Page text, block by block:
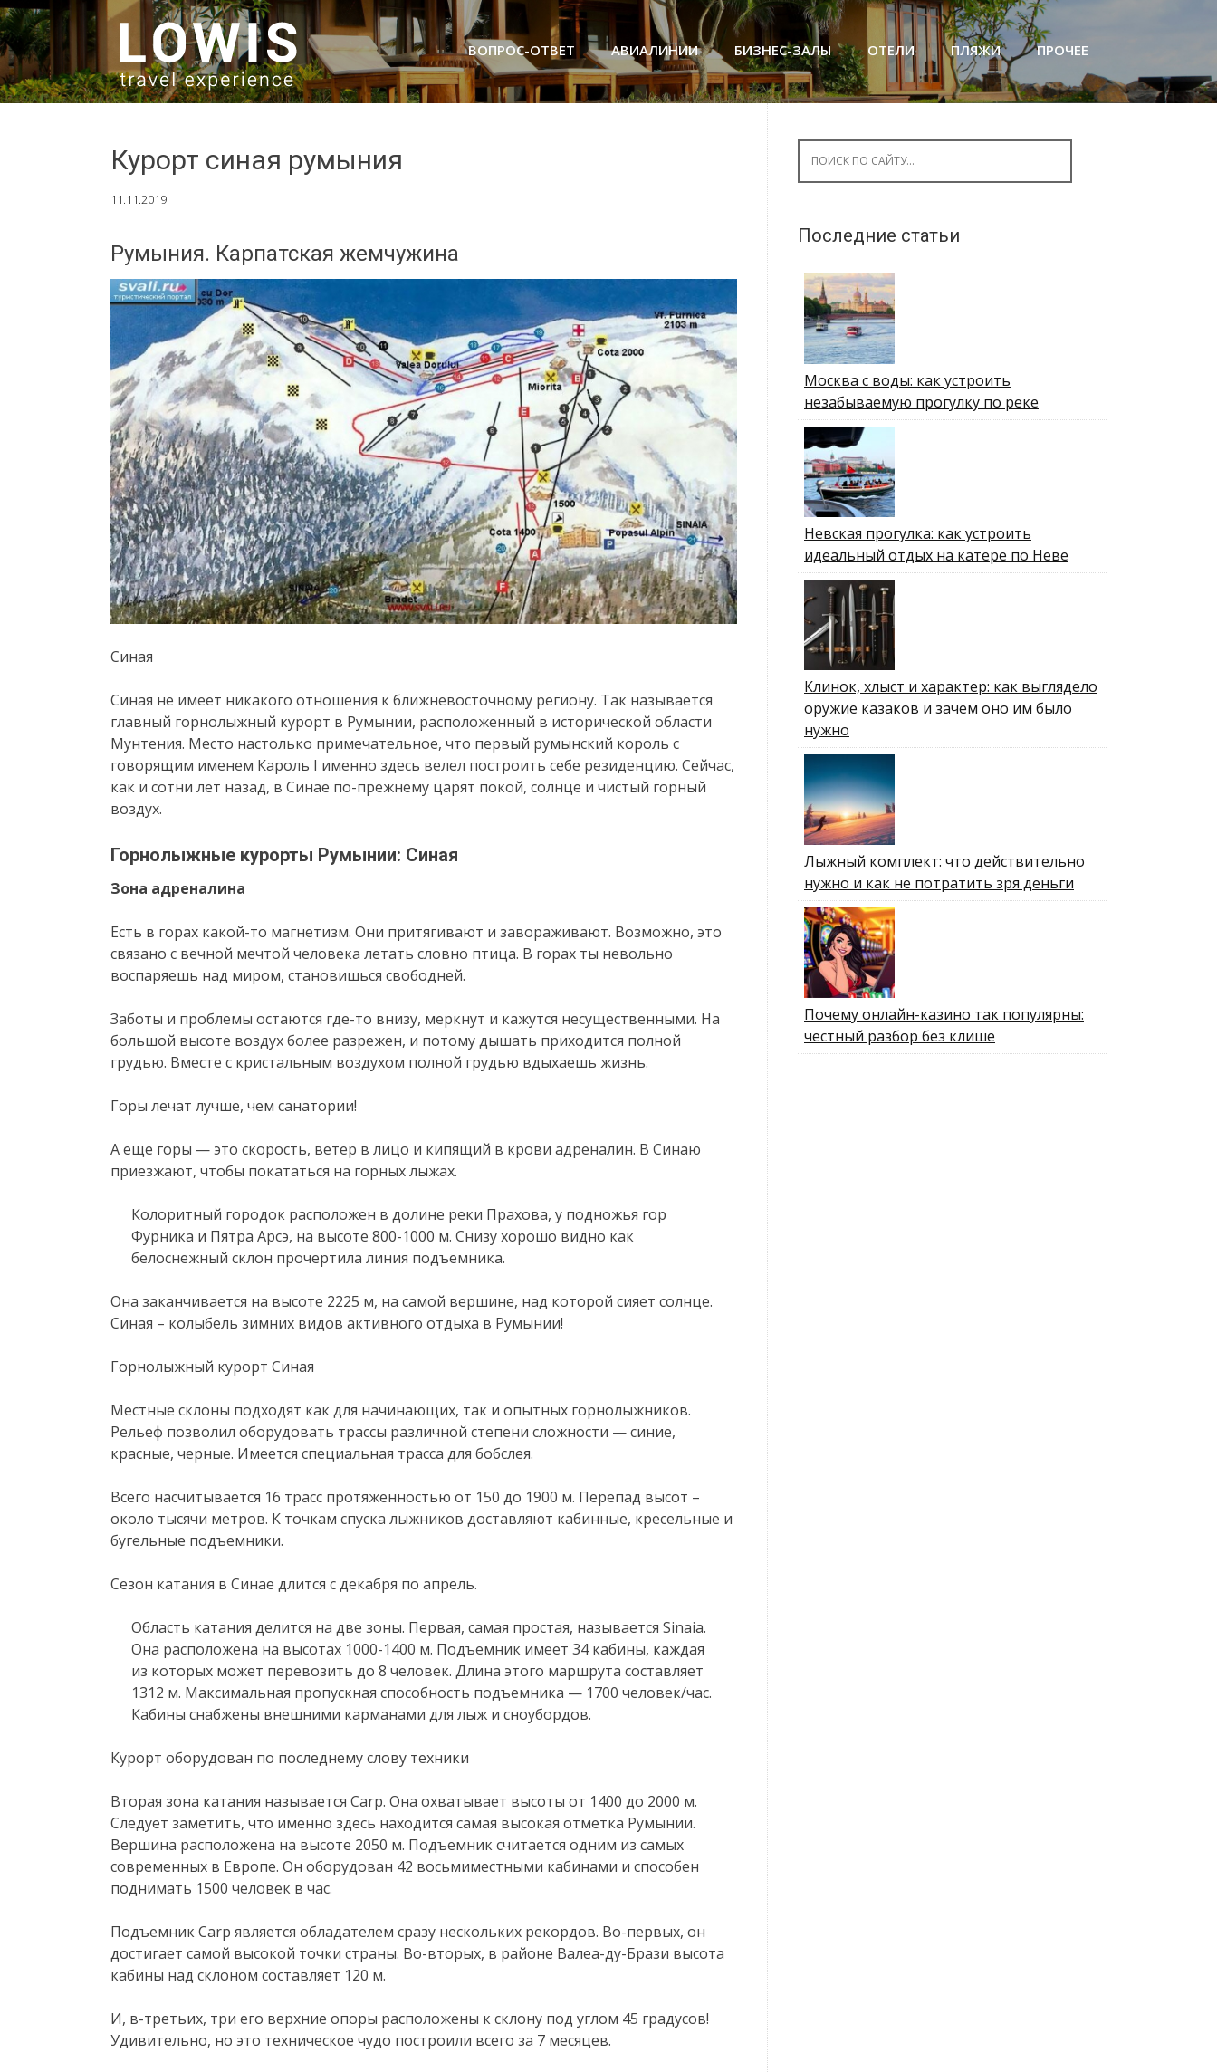
SKIP TO CONTENT ПРОЧЕЕ
ПЛЯЖИ
ОТЕЛИ
БИЗНЕС-ЗАЛЫ
АВИАЛИНИИ
ВОПРОС-ОТВЕТ
Курорт синая румыния
11.11.2019
Румыния. Карпатская жемчужина
Синая
Синая не имеет никакого отношения к ближневосточному региону. Так называется
главный горнолыжный курорт в Румынии, расположенный в исторической области
Мунтения. Место настолько примечательное, что первый румынский король с
говорящим именем Кароль I именно здесь велел построить себе резиденцию. Сейчас,
как и сотни лет назад, в Синае по-прежнему царят покой, солнце и чистый горный
воздух.
Горнолыжные курорты Румынии: Синая
Зона адреналина
Есть в горах какой-то магнетизм. Они притягивают и завораживают. Возможно, это
связано с вечной мечтой человека летать словно птица. В горах ты невольно
воспаряешь над миром, становишься свободней.
Заботы и проблемы остаются где-то внизу, меркнут и кажутся несущественными. На
большой высоте воздух более разрежен, и потому дышать приходится полной
грудью. Вместе с кристальным воздухом полной грудью вдыхаешь жизнь.
Горы лечат лучше, чем санатории!
А еще горы — это скорость, ветер в лицо и кипящий в крови адреналин. В Синаю
приезжают, чтобы покататься на горных лыжах.
Колоритный городок расположен в долине реки Прахова, у подножья гор
Фурника и Пятра Арсэ, на высоте 800-1000 м. Снизу хорошо видно как
белоснежный склон прочертила линия подъемника.
Она заканчивается на высоте 2225 м, на самой вершине, над которой сияет солнце.
Синая – колыбель зимних видов активного отдыха в Румынии!
Горнолыжный курорт Синая
Местные склоны подходят как для начинающих, так и опытных горнолыжников.
Рельеф позволил оборудовать трассы различной степени сложности — синие,
красные, черные. Имеется специальная трасса для бобслея.
Всего насчитывается 16 трасс протяженностью от 150 до 1900 м. Перепад высот –
около тысячи метров. К точкам спуска лыжников доставляют кабинные, кресельные и
бугельные подъемники.
Сезон катания в Синае длится с декабря по апрель.
Область катания делится на две зоны. Первая, самая простая, называется Sinaia.
Она расположена на высотах 1000-1400 м. Подъемник имеет 34 кабины, каждая
из которых может перевозить до 8 человек. Длина этого маршрута составляет
1312 м. Максимальная пропускная способность подъемника — 1700 человек/час.
Кабины снабжены внешними карманами для лыж и сноубордов.
Курорт оборудован по последнему слову техники
Вторая зона катания называется Carp. Она охватывает высоты от 1400 до 2000 м.
Следует заметить, что именно здесь находится самая высокая отметка Румынии.
Вершина расположена на высоте 2050 м. Подъемник считается одним из самых
современных в Европе. Он оборудован 42 восьмиместными кабинами и способен
поднимать 1500 человек в час.
Подъемник Carp является обладателем сразу нескольких рекордов. Во-первых, он
достигает самой высокой точки страны. Во-вторых, в районе Валеа-ду-Брази высота
кабины над склоном составляет 120 м.
И, в-третьих, три его верхние опоры расположены к склону под углом 45 градусов!
Удивительно, но это техническое чудо построили всего за 7 месяцев.
Последние статьи
Москва с воды: как устроить
незабываемую прогулку по реке
Невская прогулка: как устроить
идеальный отдых на катере по Неве
Клинок, хлыст и характер: как выглядело
оружие казаков и зачем оно им было
нужно
Лыжный комплект: что действительно
нужно и как не потратить зря деньги
Почему онлайн-казино так популярны:
честный разбор без клише